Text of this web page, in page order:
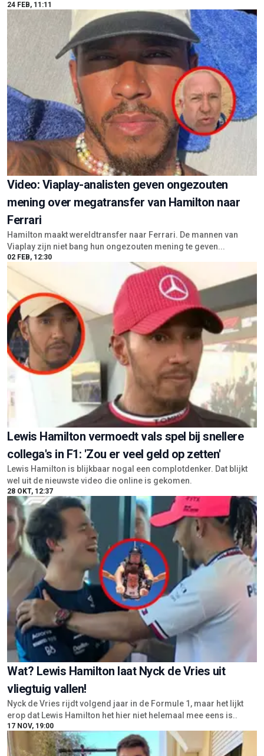
24 FEB, 11:11
Video: Viaplay-analisten geven ongezouten
mening over megatransfer van Hamilton naar
Ferrari
Hamilton maakt wereldtransfer naar Ferrari. De mannen van
Viaplay zijn niet bang hun ongezouten mening te geven...
02 FEB, 12:30
Lewis Hamilton vermoedt vals spel bij snellere
collega's in F1: 'Zou er veel geld op zetten'
Lewis Hamilton is blijkbaar nogal een complotdenker. Dat blijkt
wel uit de nieuwste video die online is gekomen.
28 OKT, 12:37
Wat? Lewis Hamilton laat Nyck de Vries uit
vliegtuig vallen!
Nyck de Vries rijdt volgend jaar in de Formule 1, maar het lijkt
erop dat Lewis Hamilton het hier niet helemaal mee eens is..
17 NOV, 19:00